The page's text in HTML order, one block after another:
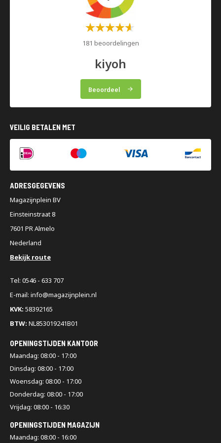
Waardering:
181 beoordelingen
kiyoh
Beoordeel
VEILIG BETALEN MET
ADRESGEGEVENS
Magazijnplein BV
Einsteinstraat 8
7601 PR Almelo
Nederland
Bekijk route
Tel: 0546 - 633 707
E-mail: info@magazijnplein.nl
KVK: 58392165
BTW: NL853019241B01
OPENINGSTIJDEN KANTOOR
Maandag: 08:00 - 17:00
Dinsdag: 08:00 - 17:00
Woensdag: 08:00 - 17:00
Donderdag: 08:00 - 17:00
Vrijdag: 08:00 - 16:30
OPENINGSTIJDEN MAGAZIJN
Maandag: 08:00 - 16:00